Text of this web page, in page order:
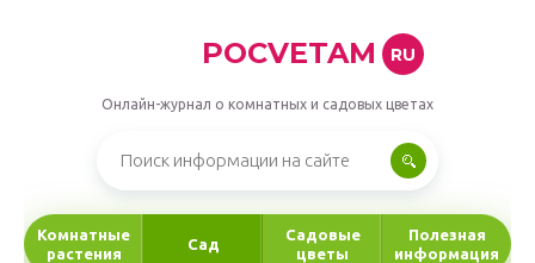
POCVETAM RU
Онлайн-журнал о комнатных и садовых цветах
Комнатные
растения
Сад
Садовые
цветы
Полезная
информация